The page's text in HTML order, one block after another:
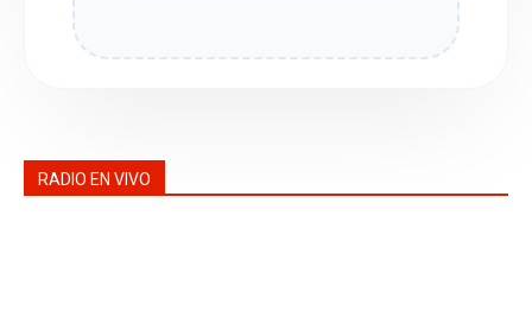
RADIO EN VIVO